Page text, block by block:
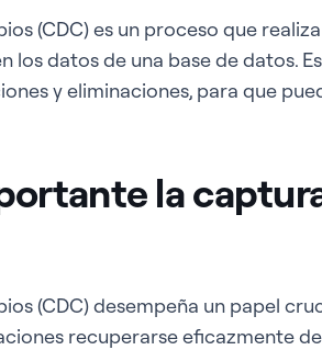
(CDC) es un proceso que
datos de una base de datos.
y eliminaciones, para que
la
(CDC) desempeña un papel
recuperarse eficazmente